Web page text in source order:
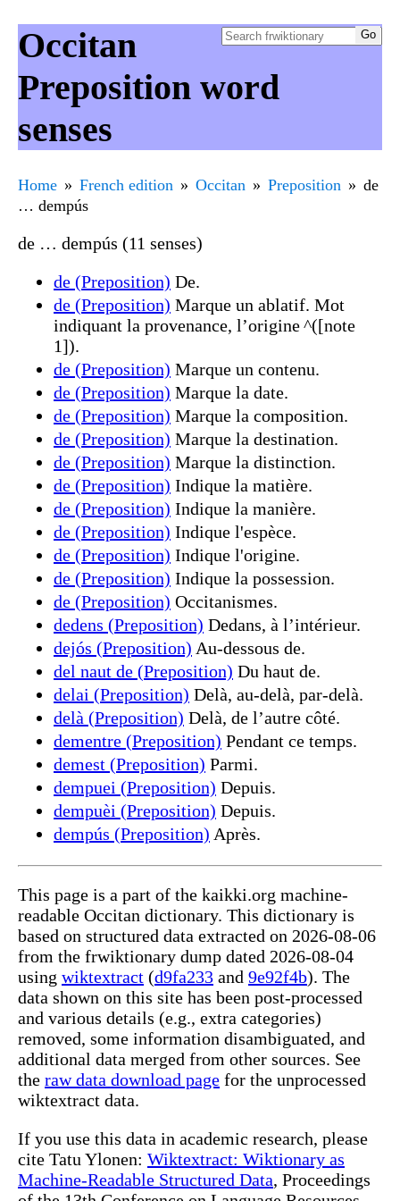
Occitan
Preposition word
senses
Home French edition Occitan Preposition
de
… dempús
de … dempús (11 senses)
de (Preposition) De.
de (Preposition) Marque un ablatif. Mot
indiquant la provenance, l’origine ^([note
1]).
de (Preposition) Marque un contenu.
de (Preposition) Marque la date.
de (Preposition) Marque la composition.
de (Preposition) Marque la destination.
de (Preposition) Marque la distinction.
de (Preposition) Indique la matière.
de (Preposition) Indique la manière.
de (Preposition) Indique l'espèce.
de (Preposition) Indique l'origine.
de (Preposition) Indique la possession.
de (Preposition) Occitanismes.
dedens (Preposition) Dedans, à l’intérieur.
dejós (Preposition) Au-dessous de.
del naut de (Preposition) Du haut de.
delai (Preposition) Delà, au-delà, par-delà.
delà (Preposition) Delà, de l’autre côté.
dementre (Preposition) Pendant ce temps.
demest (Preposition) Parmi.
dempuei (Preposition) Depuis.
dempuèi (Preposition) Depuis.
dempús (Preposition) Après.
This page is a part of the kaikki.org machine-
readable Occitan dictionary. This dictionary is
based on structured data extracted on 2026-08-06
from the frwiktionary dump dated 2026-08-04
using wiktextract (d9fa233 and 9e92f4b). The
data shown on this site has been post-processed
and various details (e.g., extra categories)
removed, some information disambiguated, and
additional data merged from other sources. See
the raw data download page for the unprocessed
wiktextract data.
If you use this data in academic research, please
cite Tatu Ylonen: Wiktextract: Wiktionary as
Machine-Readable Structured Data, Proceedings